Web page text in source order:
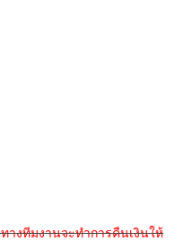
ทางทีมงานจะทำการคืนเงินให้